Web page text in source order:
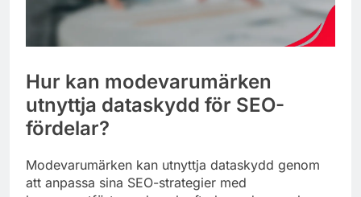
Hur kan modevarumärken
utnyttja dataskydd för SEO-
fördelar?
Modevarumärken kan utnyttja dataskydd genom
att anpassa sina SEO-strategier med